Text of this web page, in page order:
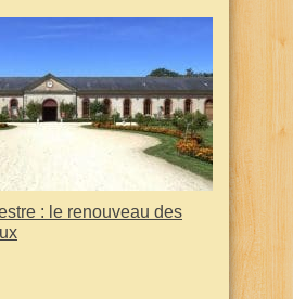
: le renouveau des